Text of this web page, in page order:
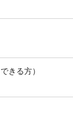
きる方）